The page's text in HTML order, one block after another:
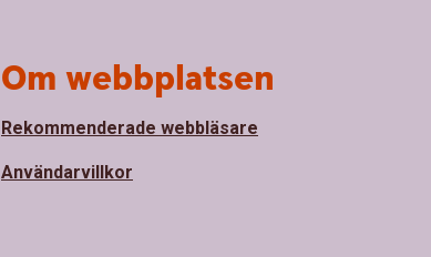
Om webbplatsen
Rekommenderade webbläsare
Användarvillkor